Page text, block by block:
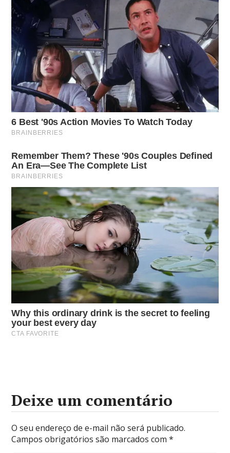
Deixe um comentário
O seu endereço de e-mail não será publicado.
Campos obrigatórios são marcados com*